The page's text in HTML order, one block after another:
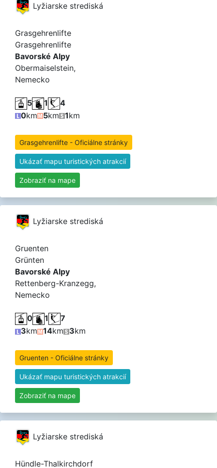
Lyžiarske strediská
Grasgehrenlifte
Grasgehrenlifte
Bavorské Alpy
Obermaiselstein,
Nemecko
5 1
4
0km 5km 1km
Grasgehrenlifte - Oficiálne stránky
Ukázať mapu turistických atrakcií
Zobraziť na mape
Lyžiarske strediská
Gruenten
Grünten
Bavorské Alpy
Rettenberg-Kranzegg,
Nemecko
0 1
7
3km 14km 3km
Gruenten - Oficiálne stránky
Ukázať mapu turistických atrakcií
Zobraziť na mape
Lyžiarske strediská
Hündle-Thalkirchdorf